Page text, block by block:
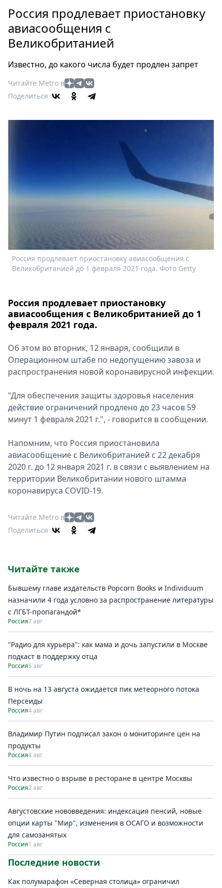
Россия
Мир
Здоровье
Туризм
Мода
Театр
релизы
О
Metro
Спецпроекты
Звезды
Выборы
2026
Россия продлевает приостановку
авиасообщения с
Великобританией
Известно, до какого числа будет продлен запрет
Читайте Metro в
Поделиться
Россия продлевает приостановку авиасообщения с
Великобританией до 1 февраля 2021 года. Фото Getty
Россия продлевает приостановку
авиасообщения с Великобританией до 1
февраля 2021 года.
Об этом во вторник, 12 января, сообщили в
Операционном штабе по недопущению завоза и
распространения новой коронавирусной инфекции.
"Для обеспечения защиты здоровья населения
действие ограничений продлено до 23 часов 59
минут 1 февраля 2021 г.", - говорится в сообщении.
Напомним, что Россия приостановила
авиасообщение с Великобританией с 22 декабря
2020 г. до 12 января 2021 г. в связи с выявлением на
территории Великобритании нового штамма
коронавируса COVID-19.
Читайте Metro в
Поделиться
Читайте также
Бывшему главе издательств Popcorn Books и Individuum
назначили 4 года условно за распространение литературы
с ЛГБТ-пропагандой*
Россия7 авг
"Радио для курьера": как мама и дочь запустили в Москве
подкаст в поддержку отца
Россия5 авг
В ночь на 13 августа ожидается пик метеорного потока
Персеиды
Россия4 авг
Владимир Путин подписал закон о мониторинге цен на
продукты
Россия4 авг
Что известно о взрыве в ресторане в центре Москвы
Россия2 авг
Августовские нововведения: индексация пенсий, новые
опции карты "Мир", изменения в ОСАГО и возможности
для самозанятых
Россия1 авг
Последние новости
Как полумарафон «Северная столица» ограничил